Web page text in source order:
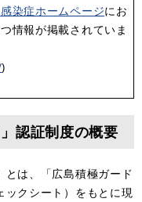
染症ホームページにお
情報が掲載されていま
)
認証制度の概要
とは、「広島積極ガード
ックシート）をもとに現